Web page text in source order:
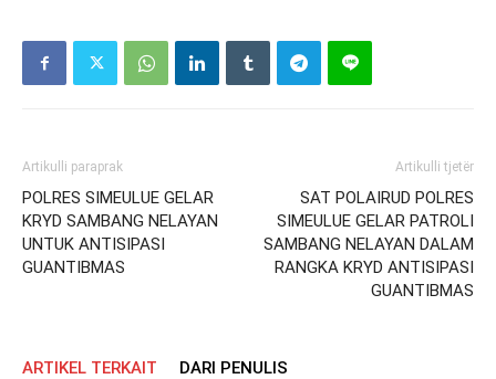
Artikulli paraprak
POLRES SIMEULUE GELAR
KRYD SAMBANG NELAYAN
UNTUK ANTISIPASI
GUANTIBMAS
Artikulli tjetër
SAT POLAIRUD POLRES
SIMEULUE GELAR PATROLI
SAMBANG NELAYAN DALAM
RANGKA KRYD ANTISIPASI
GUANTIBMAS
ARTIKEL TERKAIT DARI PENULIS